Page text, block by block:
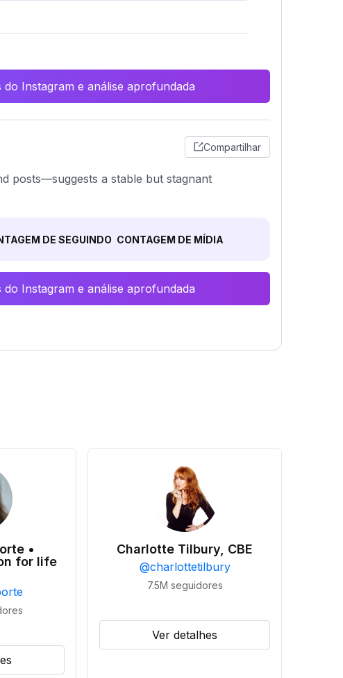
Instagram e análise aprofundada
Compartilhar
posts—suggests a stable but stagnant
DE SEGUINDO CONTAGEM DE MÍDIA
Instagram e análise aprofundada
•
for life
Charlotte Tilbury, CBE
@charlottetilbury
7.5M seguidores
Ver detalhes